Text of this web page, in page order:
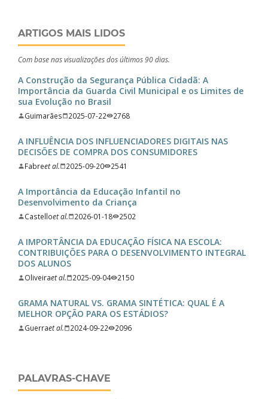
ARTIGOS MAIS LIDOS
Com base nas visualizações dos últimos 90 dias.
A Construção da Segurança Pública Cidadã: A
Importância da Guarda Civil Municipal e os Limites de
sua Evolução no Brasil
Guimarães 2025-07-22 2768
A INFLUÊNCIA DOS INFLUENCIADORES DIGITAIS NAS
DECISÕES DE COMPRA DOS CONSUMIDORES
Fabreet al. 2025-09-20 2541
A Importância da Educação Infantil no
Desenvolvimento da Criança
Castelloet al. 2026-01-18 2502
A IMPORTÂNCIA DA EDUCAÇÃO FÍSICA NA ESCOLA:
CONTRIBUIÇÕES PARA O DESENVOLVIMENTO INTEGRAL
DOS ALUNOS
Oliveiraet al. 2025-09-04 2150
GRAMA NATURAL VS. GRAMA SINTÉTICA: QUAL É A
MELHOR OPÇÃO PARA OS ESTÁDIOS?
Guerraet al. 2024-09-22 2096
PALAVRAS-CHAVE